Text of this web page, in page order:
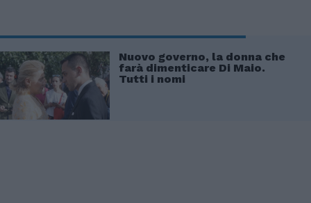
Nuovo governo, la donna che
farà dimenticare Di Maio.
Tutti i nomi